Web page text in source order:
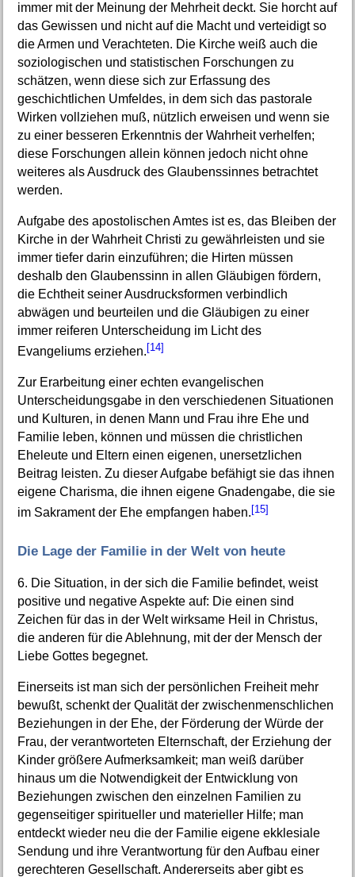
immer mit der Meinung der Mehrheit deckt. Sie horcht auf
das Gewissen und nicht auf die Macht und verteidigt so
die Armen und Verachteten. Die Kirche weiß auch die
soziologischen und statistischen Forschungen zu
schätzen, wenn diese sich zur Erfassung des
geschichtlichen Umfeldes, in dem sich das pastorale
Wirken vollziehen muß, nützlich erweisen und wenn sie
zu einer besseren Erkenntnis der Wahrheit verhelfen;
diese Forschungen allein können jedoch nicht ohne
weiteres als Ausdruck des Glaubenssinnes betrachtet
werden.
Aufgabe des apostolischen Amtes ist es, das Bleiben der
Kirche in der Wahrheit Christi zu gewährleisten und sie
immer tiefer darin einzuführen; die Hirten müssen
deshalb den Glaubenssinn in allen Gläubigen fördern,
die Echtheit seiner Ausdrucksformen verbindlich
abwägen und beurteilen und die Gläubigen zu einer
immer reiferen Unterscheidung im Licht des
Evangeliums erziehen. [14]
Zur Erarbeitung einer echten evangelischen
Unterscheidungsgabe in den verschiedenen Situationen
und Kulturen, in denen Mann und Frau ihre Ehe und
Familie leben, können und müssen die christlichen
Eheleute und Eltern einen eigenen, unersetzlichen
Beitrag leisten. Zu dieser Aufgabe befähigt sie das ihnen
eigene Charisma, die ihnen eigene Gnadengabe, die sie
im Sakrament der Ehe empfangen haben.[15]
Die Lage der Familie in der Welt von heute
6. Die Situation, in der sich die Familie befindet, weist
positive und negative Aspekte auf: Die einen sind
Zeichen für das in der Welt wirksame Heil in Christus,
die anderen für die Ablehnung, mit der der Mensch der
Liebe Gottes begegnet.
Einerseits ist man sich der persönlichen Freiheit mehr
bewußt, schenkt der Qualität der zwischenmenschlichen
Beziehungen in der Ehe, der Förderung der Würde der
Frau, der verantworteten Elternschaft, der Erziehung der
Kinder größere Aufmerksamkeit; man weiß darüber
hinaus um die Notwendigkeit der Entwicklung von
Beziehungen zwischen den einzelnen Familien zu
gegenseitiger spiritueller und materieller Hilfe; man
entdeckt wieder neu die der Familie eigene ekklesiale
Sendung und ihre Verantwortung für den Aufbau einer
gerechteren Gesellschaft. Andererseits aber gibt es